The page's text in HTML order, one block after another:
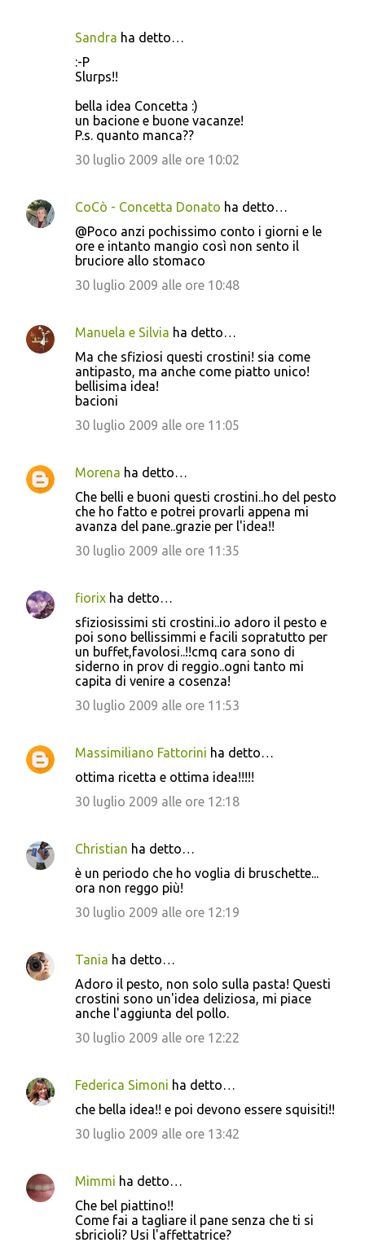
i
Sandra ha detto…
:-P
Slurps!!
bella idea Concetta :)
un bacione e buone vacanze!
P.s. quanto manca??
30 luglio 2009 alle ore 10:02
CoCò - Concetta Donato ha detto…
@Poco anzi pochissimo conto i giorni e le
ore e intanto mangio così non sento il
bruciore allo stomaco
30 luglio 2009 alle ore 10:48
Manuela e Silvia ha detto…
Ma che sfiziosi questi crostini! sia come
antipasto, ma anche come piatto unico!
bellisima idea!
bacioni
30 luglio 2009 alle ore 11:05
Morena ha detto…
Che belli e buoni questi crostini..ho del pesto
che ho fatto e potrei provarli appena mi
avanza del pane..grazie per l'idea!!
30 luglio 2009 alle ore 11:35
fiorix ha detto…
sfiziosissimi sti crostini..io adoro il pesto e
poi sono bellissimmi e facili sopratutto per
un buffet,favolosi..!!cmq cara sono di
siderno in prov di reggio..ogni tanto mi
capita di venire a cosenza!
30 luglio 2009 alle ore 11:53
Massimiliano Fattorini ha detto…
ottima ricetta e ottima idea!!!!!
30 luglio 2009 alle ore 12:18
Christian ha detto…
è un periodo che ho voglia di bruschette...
ora non reggo più!
30 luglio 2009 alle ore 12:19
Tania ha detto…
Adoro il pesto, non solo sulla pasta! Questi
crostini sono un'idea deliziosa, mi piace
anche l'aggiunta del pollo.
30 luglio 2009 alle ore 12:22
Federica Simoni ha detto…
che bella idea!! e poi devono essere squisiti!!
30 luglio 2009 alle ore 13:42
Mimmi ha detto…
Che bel piattino!!
Come fai a tagliare il pane senza che ti si
sbricioli? Usi l'affettatrice?